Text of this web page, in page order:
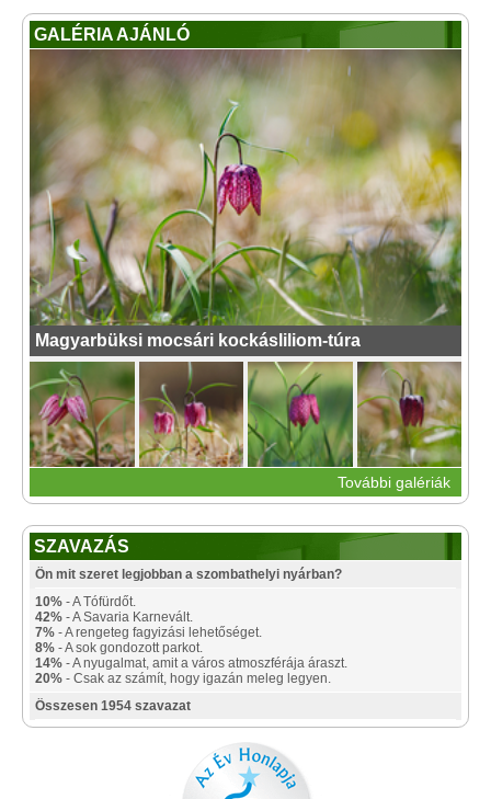
GALÉRIA AJÁNLÓ
Magyarbüksi mocsári kockásliliom-túra
További galériák
SZAVAZÁS
Ön mit szeret legjobban a szombathelyi nyárban?
10% - A Tófürdőt.
42% - A Savaria Karnevált.
7% - A rengeteg fagyizási lehetőséget.
8% - A sok gondozott parkot.
14% - A nyugalmat, amit a város atmoszférája áraszt.
20% - Csak az számít, hogy igazán meleg legyen.
Összesen 1954 szavazat